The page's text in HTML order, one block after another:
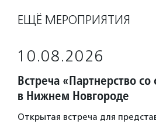
ЕЩЁ МЕРОПРИЯТИЯ
10.08.2026
Встреча «Партнерство
в Нижнем Новгороде
Открытая встреча для